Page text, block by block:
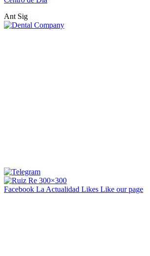
Ant Sig
Facebook La Actualidad Likes Like our page